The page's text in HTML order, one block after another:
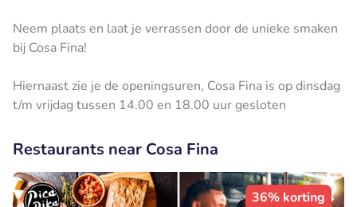
Neem plaats en laat je verrassen door de unieke smaken
bij Cosa Fina!
Hiernaast zie je de openingsuren, Cosa Fina is op dinsdag
t/m vrijdag tussen 14.00 en 18.00 uur gesloten
Restaurants near Cosa Fina
36% korting